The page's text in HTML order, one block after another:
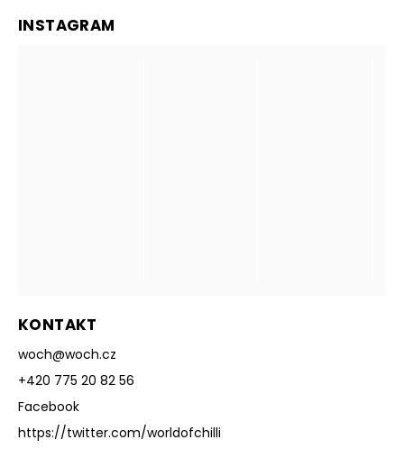
KONTAKT
woch@woch.cz
+420 775 20 82 56
Facebook
https://twitter.com/worldofchilli
INSTAGRAM